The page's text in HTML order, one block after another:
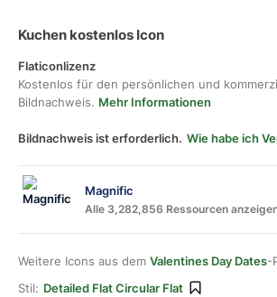
Kuchen kostenlos Icon
Flaticonlizenz
Kostenlos für den persönlichen und
Bildnachweis. Mehr Informationen
Bildnachweis ist erforderlich. Wie habe ich
Magnific
Alle 3,282,856 Ressourcen
Weitere Icons aus dem Valentines Day Dates-
Stil: Detailed Flat Circular Flat